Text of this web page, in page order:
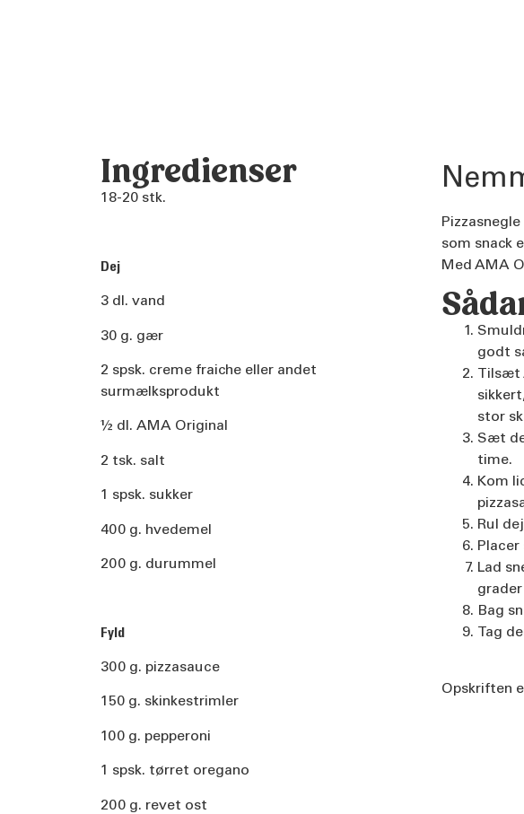
Ingredienser
18-20 stk.
Dej
3 dl. vand
30 g. gær
2 spsk. creme fraiche eller andet
surmælksprodukt
½ dl. AMA Original
2 tsk. salt
1 spsk. sukker
400 g. hvedemel
200 g. durummel
Fyld
300 g. pizzasauce
150 g. skinkestrimler
100 g. pepperoni
1 spsk. tørret oregano
200 g. revet ost
som snack
Med AMA
godt
Tilsæt
stor
Sæt
time.
Kom
Rul
Placer
Lad
Bag
Tag
Opskriften